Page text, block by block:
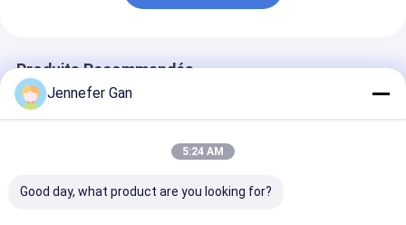
Produits Recommandés
Jennefer Gan
5:24 AM
Good day, what product are you looking for?